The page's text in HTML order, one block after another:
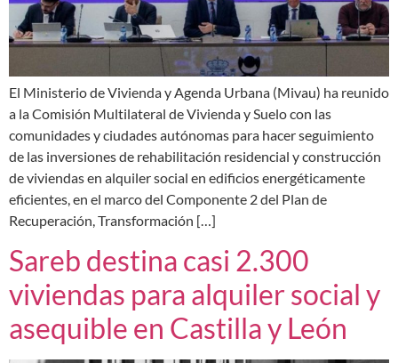
El Ministerio de Vivienda y Agenda Urbana (Mivau) ha reunido
a la Comisión Multilateral de Vivienda y Suelo con las
comunidades y ciudades autónomas para hacer seguimiento
de las inversiones de rehabilitación residencial y construcción
de viviendas en alquiler social en edificios energéticamente
eficientes, en el marco del Componente 2 del Plan de
Recuperación, Transformación […]
Sareb destina casi 2.300
viviendas para alquiler social y
asequible en Castilla y León